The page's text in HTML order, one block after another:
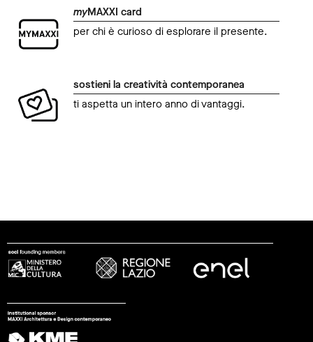
myMAXXI card
per chi è curioso di esplorare il presente.
sostieni la creatività contemporanea
ti aspetta un intero anno di vantaggi.